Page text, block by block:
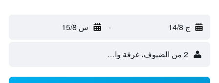
ج 14/8 - س 15/8
2 من الضيوف، غرفة واحدة